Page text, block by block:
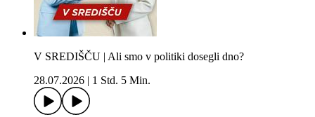
V SREDIŠČU | Ali smo v politiki dosegli dno?
28.07.2026
1 Std. 5 Min.